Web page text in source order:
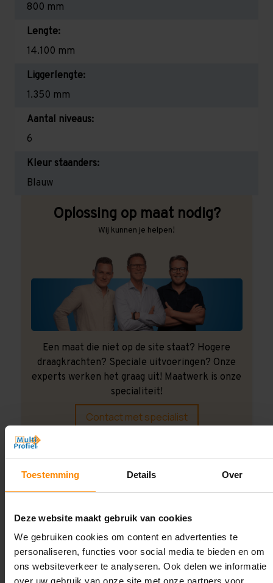
Toestemming Details Over
Deze website maakt gebruik van cookies
We gebruiken cookies om content en advertenties te
personaliseren, functies voor social media te bieden en om
ons websiteverkeer te analyseren. Ook delen we informatie
over uw gebruik van onze site met onze partners voor
800 mm
Lengte:
14.100 mm
Liggerlengte:
1.350 mm
Aantal niveaus:
6
Kleur staanders:
Blauw
Oplossing op maat nodig?
Wij kunnen je helpen!
Een maat die niet op de site staat? Hogere
draagkrachten? Speciale uitvoeringen? Onze
experts werken het graag uit! Maatwerk is onze
specialiteit!
Contact met specialist
Montage uitbesteden?
Laat ons het doen!